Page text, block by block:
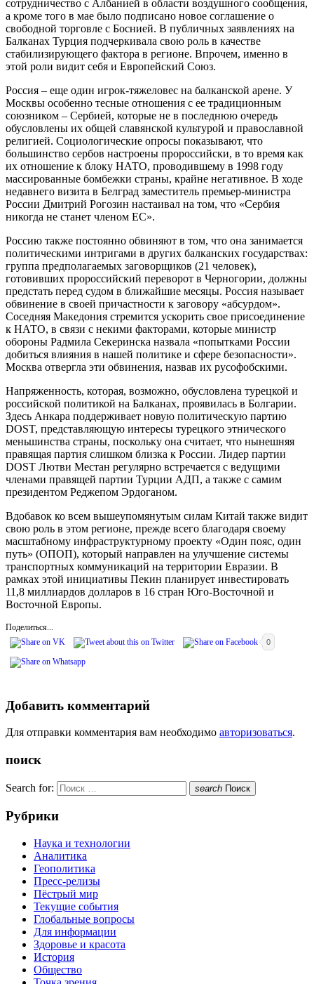
сотрудничество с Албанией в области воздушного сообщения,
а кроме того в мае было подписано новое соглашение о
свободной торговле с Боснией. В публичных заявлениях на
Балканах Турция подчеркивала свою роль в качестве
стабилизирующего фактора в регионе. Впрочем, именно в
этой роли видит себя и Европейский Союз.
Россия – еще один игрок-тяжеловес на балканской арене. У
Москвы особенно тесные отношения с ее традиционным
союзником – Сербией, которые не в последнюю очередь
обусловлены их общей славянской культурой и православной
религией. Социологические опросы показывают, что
большинство сербов настроены пророссийски, в то время как
их отношение к блоку НАТО, проводившему в 1998 году
массированные бомбежки страны, крайне негативное. В ходе
недавнего визита в Белград заместитель премьер-министра
России Дмитрий Рогозин настаивал на том, что «Сербия
никогда не станет членом ЕС».
Россию также постоянно обвиняют в том, что она занимается
политическими интригами в других балканских государствах:
группа предполагаемых заговорщиков (21 человек),
готовивших пророссийский переворот в Черногории, должны
предстать перед судом в ближайшие месяцы. Россия называет
обвинение в своей причастности к заговору «абсурдом».
Соседняя Македония стремится ускорить свое присоединение
к НАТО, в связи с некими факторами, которые министр
обороны Радмила Секеринска назвала «попытками России
добиться влияния в нашей политике и сфере безопасности».
Москва отвергла эти обвинения, назвав их русофобскими.
Напряженность, которая, возможно, обусловлена турецкой и
российской политикой на Балканах, проявилась в Болгарии.
Здесь Анкара поддерживает новую политическую партию
DOST, представляющую интересы турецкого этнического
меньшинства страны, поскольку она считает, что нынешняя
правящая партия слишком близка к России. Лидер партии
DOST Лютви Местан регулярно встречается с ведущими
членами правящей партии Турции АДП, а также с самим
президентом Реджепом Эрдоганом.
Вдобавок ко всем вышеупомянутым силам Китай также видит
свою роль в этом регионе, прежде всего благодаря своему
масштабному инфраструктурному проекту «Один пояс, один
путь» (ОПОП), который направлен на улучшение системы
транспортных коммуникаций на территории Евразии. В
рамках этой инициативы Пекин планирует инвестировать
11,8 миллиардов долларов в 16 стран Юго-Восточной и
Восточной Европы.
Поделиться...
0
Добавить комментарий
Для отправки комментария вам необходимо авторизоваться.
поиск
Search for: search Поиск
Рубрики
Наука и технологии
Аналитика
Геополитика
Пресс-релизы
Пёстрый мир
Текущие события
Глобальные вопросы
Для информации
Здоровье и красота
История
Общество